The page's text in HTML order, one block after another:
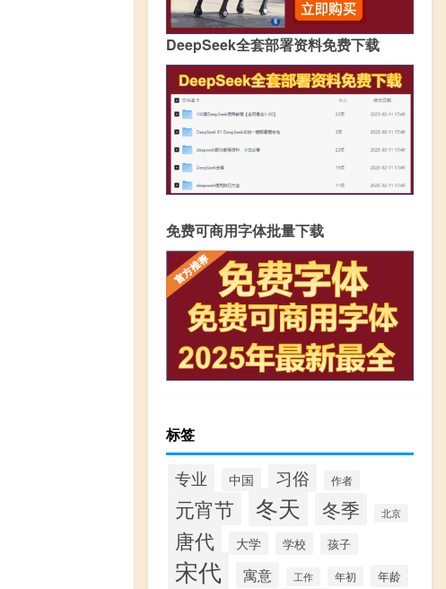
DeepSeek全套部署资料免费下载
免费可商用字体批量下载
标签
专业 中国 习俗 作者
元宵节 冬天 冬季 北京
唐代 大学 学校 孩子
宋代 寓意 工作 年初 年龄